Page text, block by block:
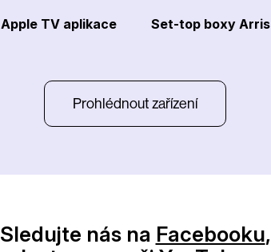
Apple TV aplikace Set-top boxy Arris
Prohlédnout zařízení
Sledujte nás na Facebooku,